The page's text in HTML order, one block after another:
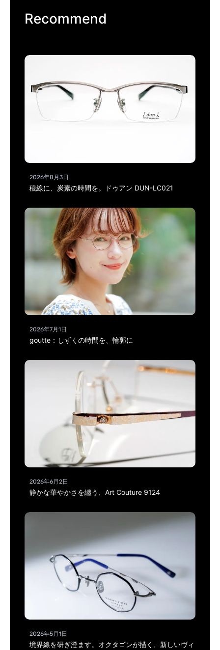
Recommend
2026年8月3日
稜線に、炭素の時間を。ドゥアン DUN-LC021
2026年7月1日
goutte：しずくの時間を、輪郭に
2026年6月2日
静かな華やかさを纏う、Art Couture 9124
2026年5月1日
境界線を研ぎ澄ます。オクタゴンが描く、新しいヴィ